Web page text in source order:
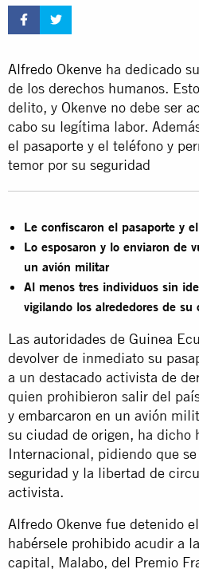
Alfredo Okenve ha dedicado
de los derechos humanos.
delito, y Okenve no debe ser
cabo su legítima labor.
el pasaporte y el teléfono y
temor por su seguridad
Le confiscaron el pasaporte y
Lo esposaron y lo enviaron de
un avión militar
Al menos tres individuos sin
vigilando los alrededores de su
Las autoridades de Guinea
devolver de inmediato su
a un destacado activista de
quien prohibieron salir del
y embarcaron en un avión
su ciudad de origen, ha dicho
Internacional, pidiendo que
seguridad y la libertad de
activista.
Alfredo Okenve fue detenido
habérsele prohibido acudir a
capital, Malabo, del Premio